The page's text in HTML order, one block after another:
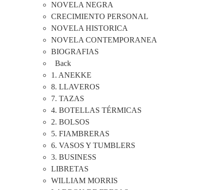
NOVELA NEGRA
CRECIMIENTO PERSONAL
NOVELA HISTORICA
NOVELA CONTEMPORANEA
BIOGRAFIAS
Back
1. ANEKKE
8. LLAVEROS
7. TAZAS
4. BOTELLAS TÉRMICAS
2. BOLSOS
5. FIAMBRERAS
6. VASOS Y TUMBLERS
3. BUSINESS
LIBRETAS
WILLIAM MORRIS